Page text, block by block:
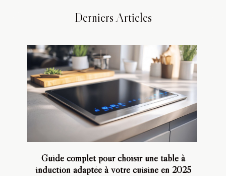
Derniers Articles
Guide complet pour choisir une table à
induction adaptée à votre cuisine en 2025